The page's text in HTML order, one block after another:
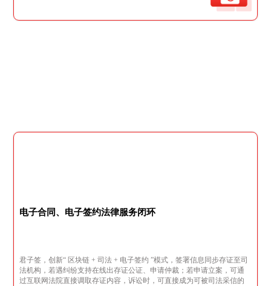
电子合同、电子签约法律服务闭环
君子签，创新“ 区块链 + 司法 + 电子签约 ”模式，签署信息同步存证至司
法机构，若遇纠纷支持在线出存证公证、申请仲裁；若申请立案，可通
过互联网法院直接调取存证内容，诉讼时，可直接成为可被司法采信的